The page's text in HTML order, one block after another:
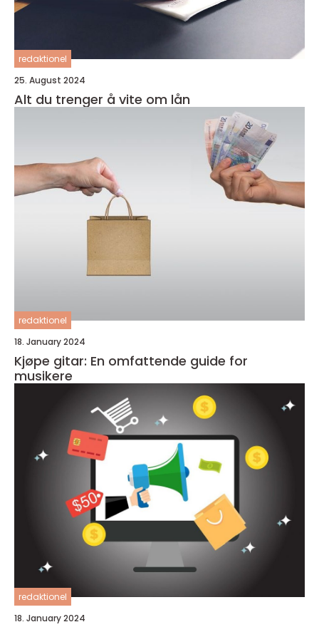
redaktionel
25. August 2024
Alt du trenger å vite om lån
redaktionel
18. January 2024
Kjøpe gitar: En omfattende guide for
musikere
redaktionel
18. January 2024